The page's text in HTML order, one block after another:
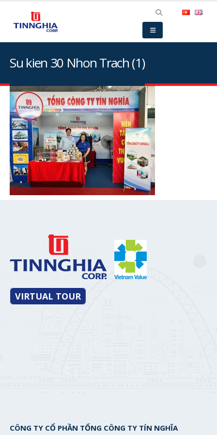
Su kien 30 Nhon Trach (1)
VIRTUAL TOUR
CÔNG TY CỔ PHẦN TỔNG CÔNG TY TÍN NGHĨA